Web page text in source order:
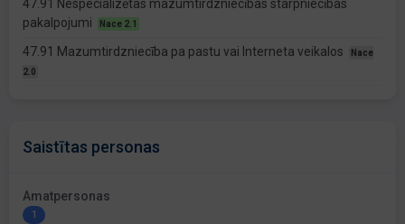
47.91 Nespecializētas mazumtirdzniecības starpniecības
pakalpojumi
Nace 2.1
47.91 Mazumtirdzniecība pa pastu vai Interneta veikalos
Nace
2.0
Saistītas personas
Amatpersonas
1